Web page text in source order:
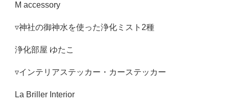
M accessory
▿神社の御神水を使った浄化ミスト2種
浄化部屋 ゆたこ
▿インテリアステッカー・カーステッカー
La Briller Interior